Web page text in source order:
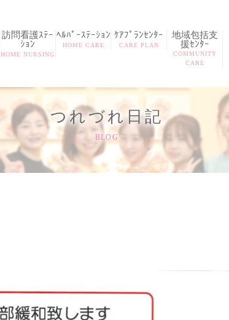
訪問看護ｽﾃｰ
ｼｮﾝ
HOME NURSING
ﾍﾙﾊﾟｰｽﾃｰｼｮﾝ
HOME CARE
ｹｱﾌﾟﾗﾝｾﾝﾀｰ
CARE PLAN
地域包括支
援ｾﾝﾀｰ
COMMUNITY
CARE
つれづれ日記
BLOG